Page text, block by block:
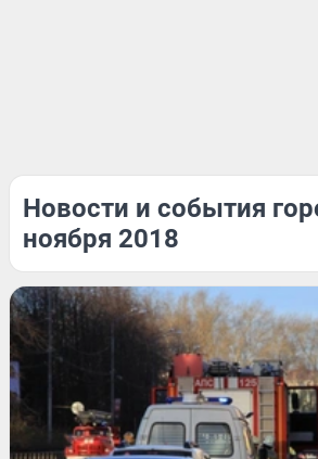
Новости и события
ноября 2018